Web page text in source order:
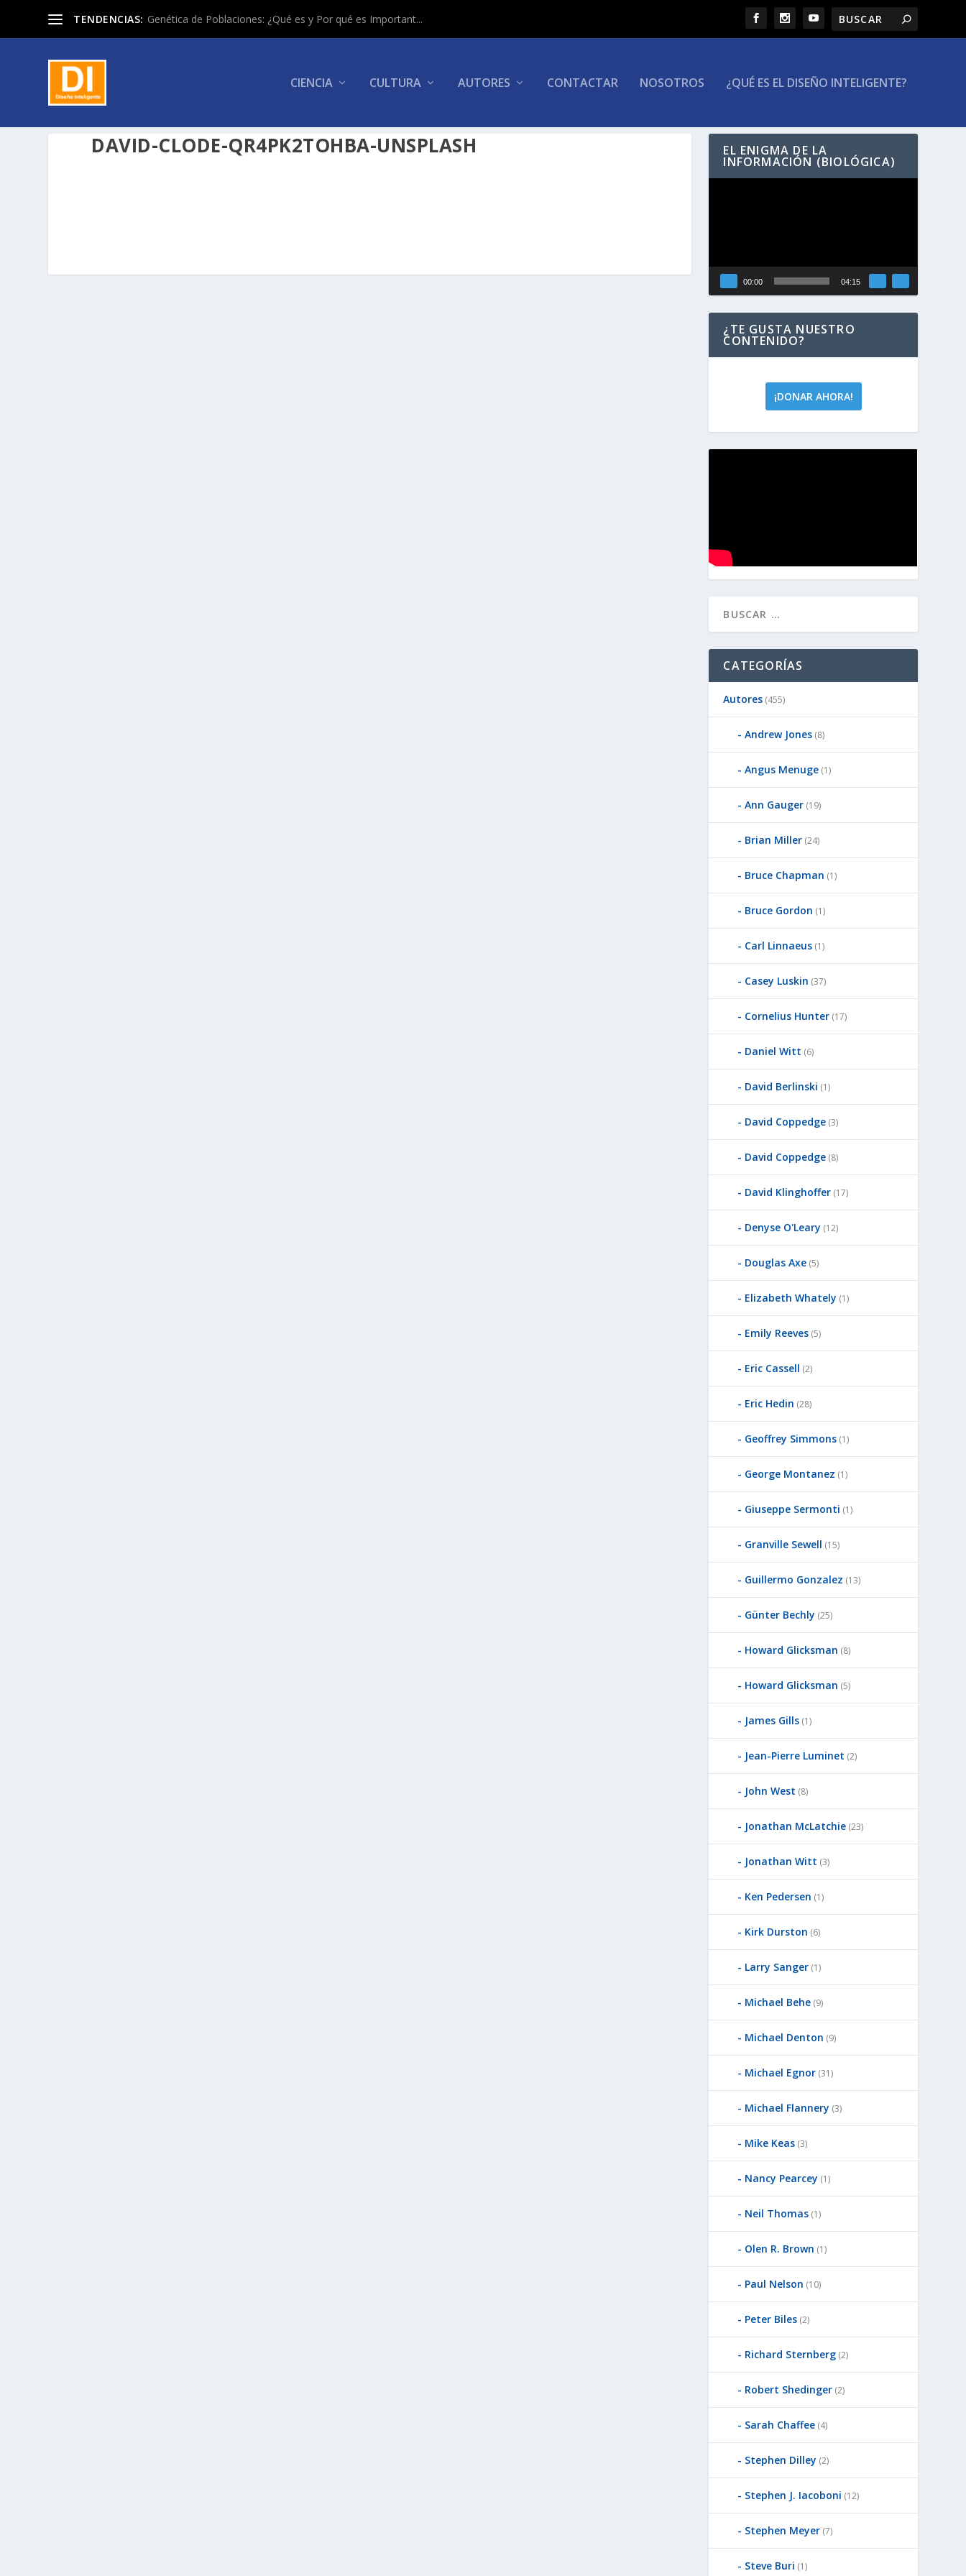
TENDENCIAS: Genética de Poblaciones: ¿Qué es y Por qué es Important...
CIENCIA CULTURA AUTORES CONTACTAR NOSOTROS ¿QUÉ ES EL DISEÑO INTELIGENTE?
DAVID-CLODE-QR4PK2TOHBA-UNSPLASH EL ENIGMA DE LA
INFORMACIÓN (BIOLÓGICA)
00:00 04:15
¿TE GUSTA NUESTRO
CONTENIDO?
¡DONAR AHORA!
CATEGORÍAS
Autores (455)
Andrew Jones (8)
Angus Menuge (1)
Ann Gauger (19)
Brian Miller (24)
Bruce Chapman (1)
Bruce Gordon (1)
Carl Linnaeus (1)
Casey Luskin (37)
Cornelius Hunter (17)
Daniel Witt (6)
David Berlinski (1)
David Coppedge (3)
David Coppedge (8)
David Klinghoffer (17)
Denyse O'Leary (12)
Douglas Axe (5)
Elizabeth Whately (1)
Emily Reeves (5)
Eric Cassell (2)
Eric Hedin (28)
Geoffrey Simmons (1)
George Montanez (1)
Giuseppe Sermonti (1)
Granville Sewell (15)
Guillermo Gonzalez (13)
Günter Bechly (25)
Howard Glicksman (8)
Howard Glicksman (5)
James Gills (1)
Jean-Pierre Luminet (2)
John West (8)
Jonathan McLatchie (23)
Jonathan Witt (3)
Ken Pedersen (1)
Kirk Durston (6)
Larry Sanger (1)
Michael Behe (9)
Michael Denton (9)
Michael Egnor (31)
Michael Flannery (3)
Mike Keas (3)
Nancy Pearcey (1)
Neil Thomas (1)
Olen R. Brown (1)
Paul Nelson (10)
Peter Biles (2)
Richard Sternberg (2)
Robert Shedinger (2)
Sarah Chaffee (4)
Stephen Dilley (2)
Stephen J. Iacoboni (12)
Stephen Meyer (7)
Steve Buri (1)